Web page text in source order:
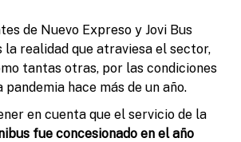
de Nuevo Expreso y Jovi Bus
la realidad que atraviesa el sector,
tantas otras, por las condiciones
hace más de un año.
en cuenta que el servicio de la
fue concesionado en el año